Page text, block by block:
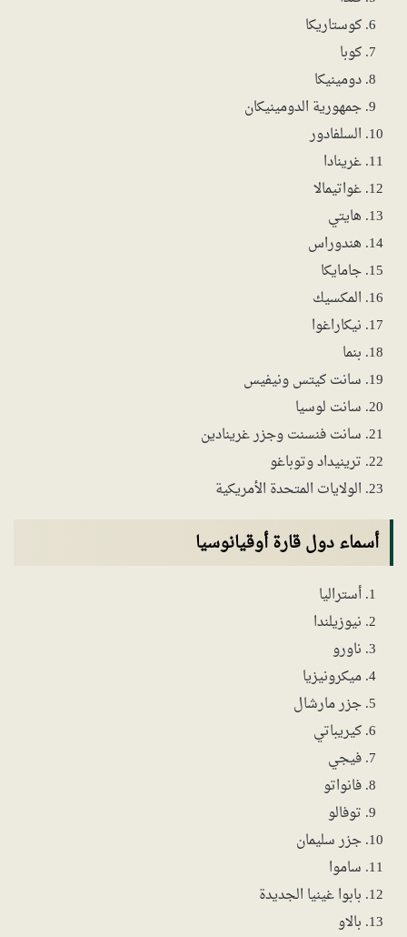
كوستاريكا
كوبا
دومينيكا
جمهورية الدومينيكان
السلفادور
غرينادا
غواتيمالا
هايتي
هندوراس
جامايكا
المكسيك
نيكاراغوا
بنما
سانت كيتس ونيفيس
سانت لوسيا
سانت فنسنت وجزر غرينادين
ترينيداد وتوباغو
الولايات المتحدة الأمريكية
أسماء دول قارة أوقيانوسيا
أستراليا
نيوزيلندا
ناورو
ميكرونيزيا
جزر مارشال
كيريباتي
فيجي
فانواتو
توفالو
جزر سليمان
ساموا
بابوا غينيا الجديدة
بالاو